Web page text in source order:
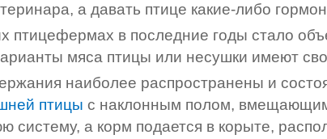
а давать птице какие-либо
птицефермах в последние годы стало
мяса птицы или несушки имеют
наиболее распространены и
птицы с наклонным полом,
систему, а корм подается в корыте,